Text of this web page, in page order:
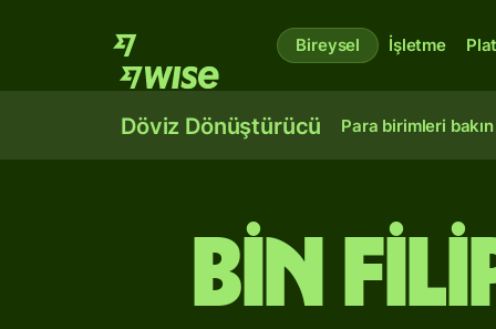
Bireysel İşletme
Döviz Dönüştürücü Para birimleri bakın
bin